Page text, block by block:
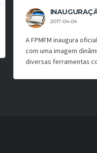
2017-04-04
A FPMFM inaugura
com uma imagem
diversas ferramentas